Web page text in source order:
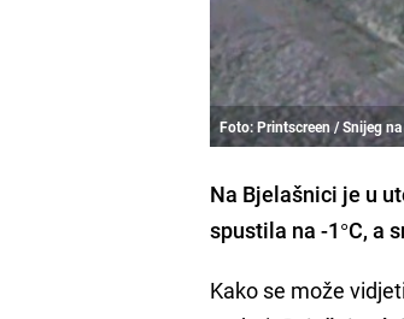
Foto: Printscreen / Snijeg
Na Bjelašnici je u
spustila na -1°C, a
Kako se može